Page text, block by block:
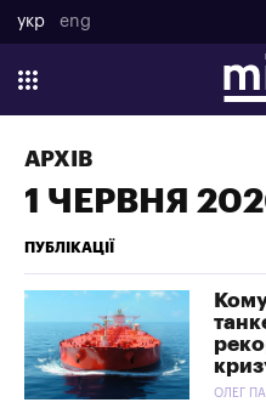
укр eng
АРХІВ
1 ЧЕРВНЯ
ПУБЛІКАЦІЇ
ОЛЕГ